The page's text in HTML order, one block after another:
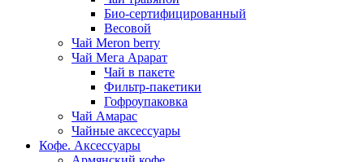
Био-сертифицированный
Весовой
Чай Meron berry
Чай Мега Арарат
Чай в пакете
Фильтр-пакетики
Гофроупаковка
Чай Амарас
Чайные аксессуары
Кофе. Аксессуары